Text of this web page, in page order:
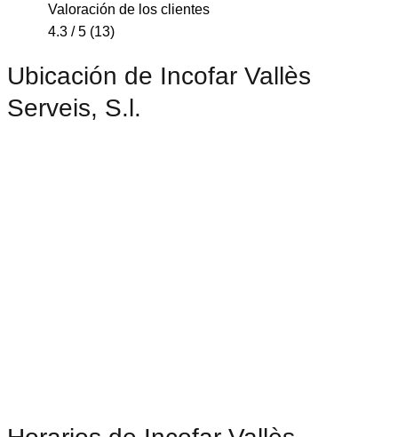
Valoración de los clientes
4.3 / 5 (13)
Ubicación de Incofar Vallès
Serveis, S.l.